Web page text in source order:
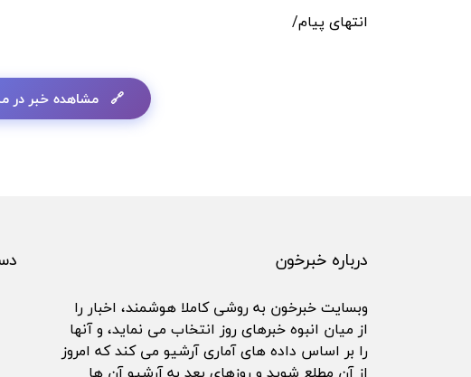
انتهای پیام/
مشاهده خبر در
درباره خبرخون
وبسایت خبرخون به روشی کاملا هوشمند، اخبار را
از میان انبوه خبرهای روز انتخاب می نماید، و آنها
را بر اساس داده های آماری آرشیو می کند که امروز